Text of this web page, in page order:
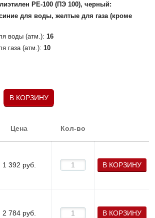
PE-100 (ПЭ 100), черный:
для воды, желтые для газа (кроме
воды (атм.): 16
газа (атм.): 10
В КОРЗИНУ
Цена Кол-во
1 392 руб. В КОРЗИНУ
2 784 руб. В КОРЗИНУ